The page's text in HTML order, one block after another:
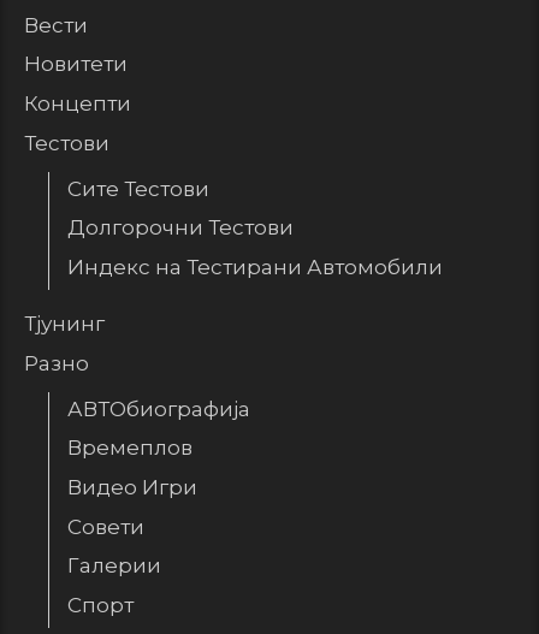
Вести
Новитети
Концепти
Тестови
Сите Тестови
Долгорочни Тестови
Индекс на Тестирани Автомобили
Тјунинг
Разно
АВТОбиографија
Времеплов
Видео Игри
Совети
Галерии
Спорт